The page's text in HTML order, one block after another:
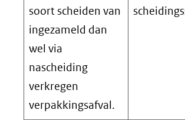
soort scheiden van
ingezameld dan
wel via
nascheiding
verkregen
verpakkingsafval.